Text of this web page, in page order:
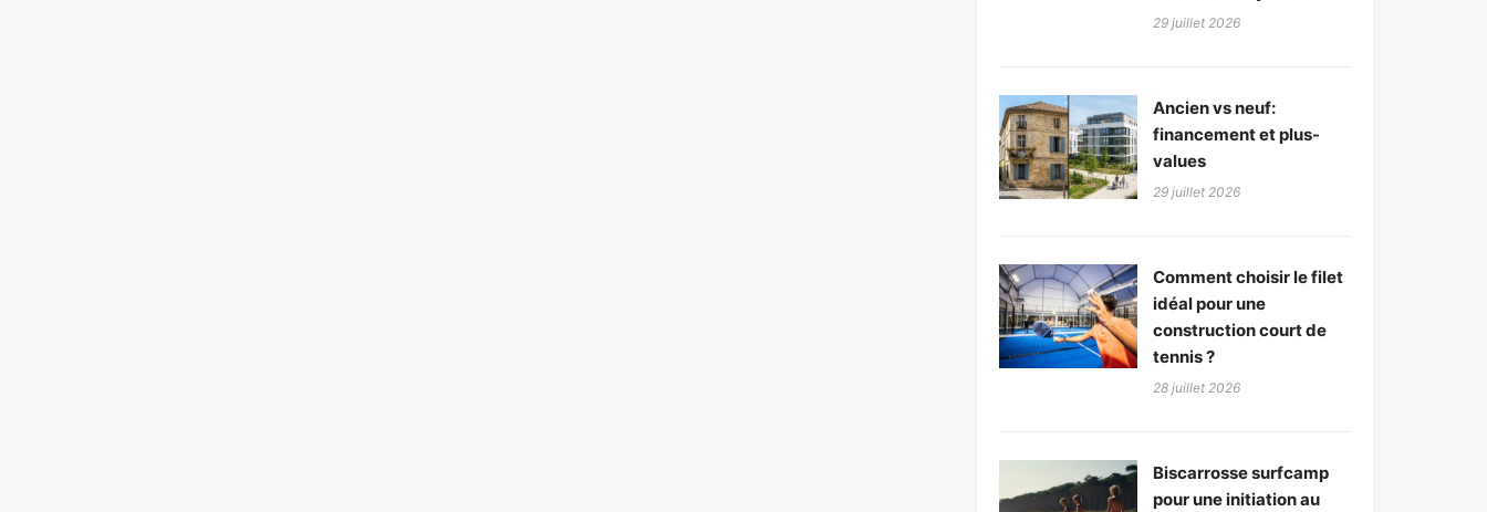
29 juillet 2026
Ancien vs neuf:
financement et plus-
values
29 juillet 2026
Comment choisir le filet
idéal pour une
construction court de
tennis ?
28 juillet 2026
Biscarrosse surfcamp
pour une initiation au